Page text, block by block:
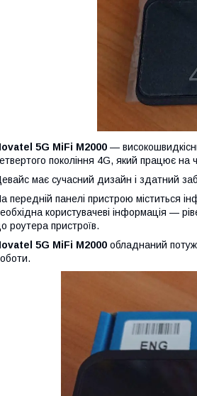
5G MiFi M2000 —
покоління 4G, який працює
має сучасний дизайн і здатний
передній панелі пристрою міститься
користувачеві інформація —
роутера пристроїв.
5G MiFi M2000 обладнаний